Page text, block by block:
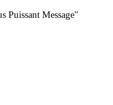
Puissant Message"